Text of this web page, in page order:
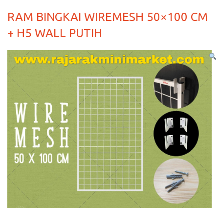
RAM BINGKAI WIREMESH 50×100 CM
+ H5 WALL PUTIH